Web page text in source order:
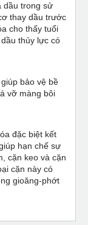
dầu trong sử
thay dầu trước
cho thấy tuổi
thủy lực có
bảo vệ bề
vỡ màng bôi
đặc biệt kết
hạn chế sự
cặn keo và cặn
cặn này có
gioăng-phớt